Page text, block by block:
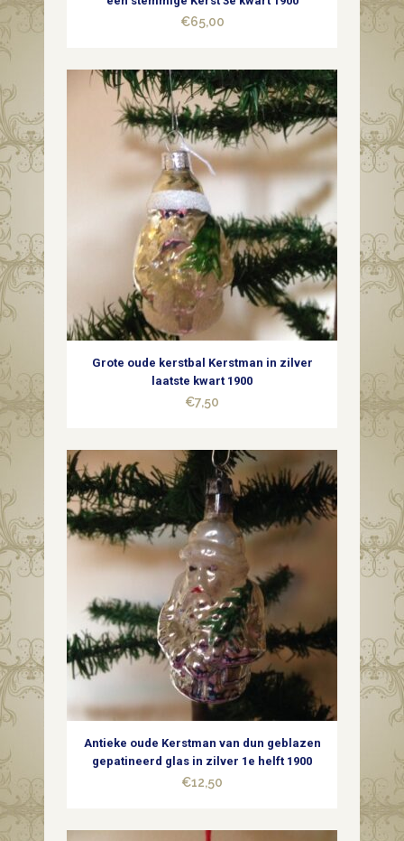
€65,00
Grote oude kerstbal Kerstman in zilver
laatste kwart 1900
€7,50
Antieke oude Kerstman van dun geblazen
gepatineerd glas in zilver 1e helft 1900
€12,50